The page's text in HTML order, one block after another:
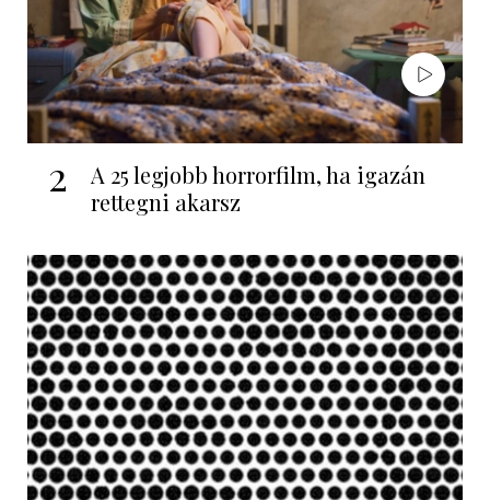
2
A 25 legjobb horrorfilm, ha igazán
rettegni akarsz